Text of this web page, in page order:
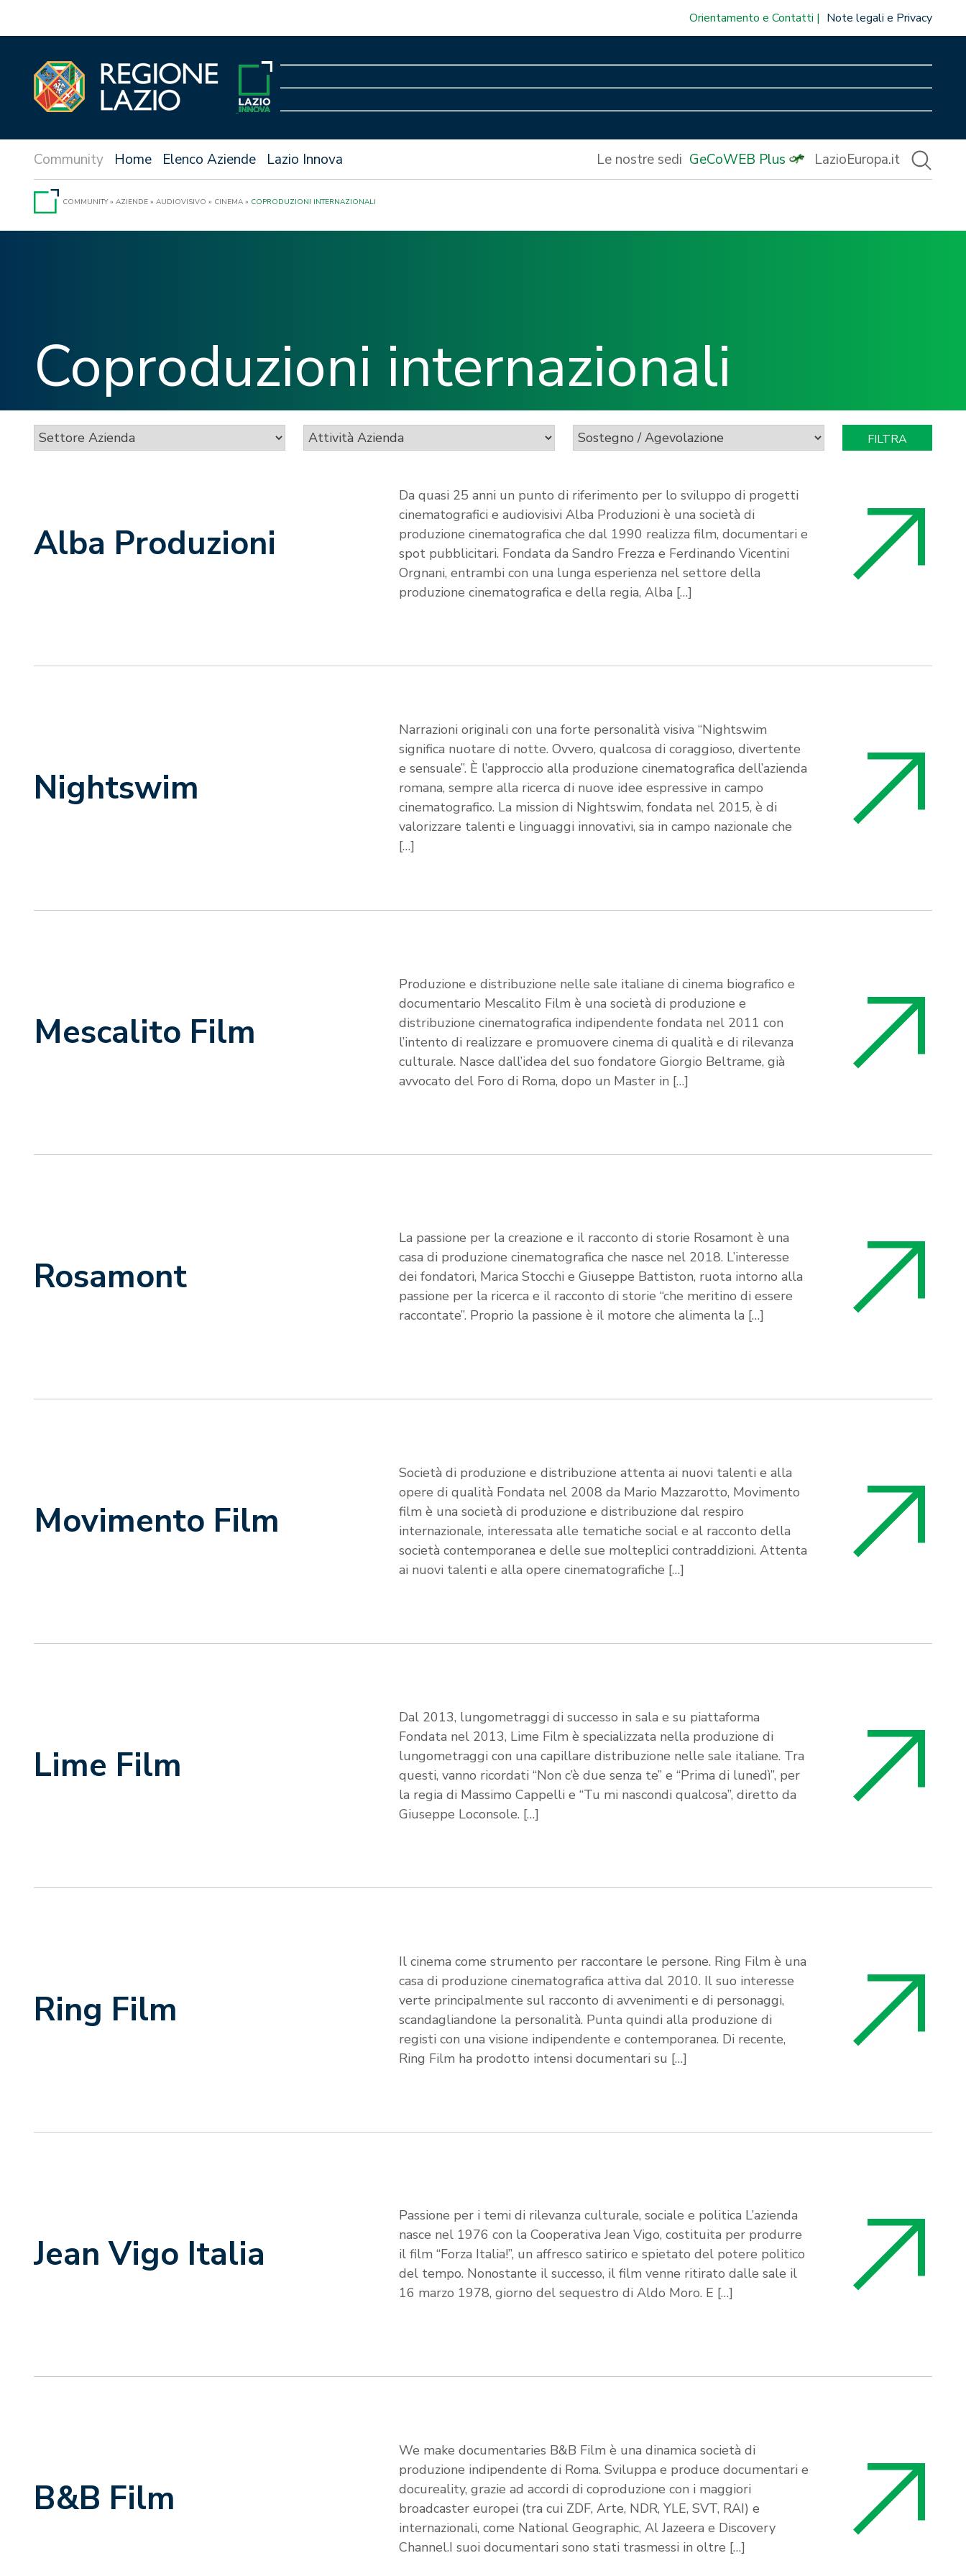
Orientamento e Contatti Note legali e Privacy
Home Elenco Aziende Lazio Innova Le nostre sedi GeCoWEB Plus LazioEuropa.it
COMMUNITY» AZIENDE » AUDIOVISIVO » CINEMA » COPRODUZIONI INTERNAZIONALI
Coproduzioni internazionali
Alba Produzioni
Da quasi 25 anni un punto di riferimento per lo sviluppo di progetti
cinematografici e audiovisivi Alba Produzioni è una società di
produzione cinematografica che dal 1990 realizza film, documentari e
spot pubblicitari. Fondata da Sandro Frezza e Ferdinando Vicentini
Orgnani, entrambi con una lunga esperienza nel settore della
produzione cinematografica e della regia, Alba […]
Nightswim
Narrazioni originali con una forte personalità visiva “Nightswim
significa nuotare di notte. Ovvero, qualcosa di coraggioso, divertente
e sensuale”. È l’approccio alla produzione cinematografica dell’azienda
romana, sempre alla ricerca di nuove idee espressive in campo
cinematografico. La mission di Nightswim, fondata nel 2015, è di
valorizzare talenti e linguaggi innovativi, sia in campo nazionale che
[…]
Mescalito Film
Produzione e distribuzione nelle sale italiane di cinema biografico e
documentario Mescalito Film è una società di produzione e
distribuzione cinematografica indipendente fondata nel 2011 con
l’intento di realizzare e promuovere cinema di qualità e di rilevanza
culturale. Nasce dall’idea del suo fondatore Giorgio Beltrame, già
avvocato del Foro di Roma, dopo un Master in […]
Rosamont
La passione per la creazione e il racconto di storie Rosamont è una
casa di produzione cinematografica che nasce nel 2018. L’interesse
dei fondatori, Marica Stocchi e Giuseppe Battiston, ruota intorno alla
passione per la ricerca e il racconto di storie “che meritino di essere
raccontate”. Proprio la passione è il motore che alimenta la […]
Movimento Film
Società di produzione e distribuzione attenta ai nuovi talenti e alla
opere di qualità Fondata nel 2008 da Mario Mazzarotto, Movimento
film è una società di produzione e distribuzione dal respiro
internazionale, interessata alle tematiche social e al racconto della
società contemporanea e delle sue molteplici contraddizioni. Attenta
ai nuovi talenti e alla opere cinematografiche […]
Lime Film
Dal 2013, lungometraggi di successo in sala e su piattaforma
Fondata nel 2013, Lime Film è specializzata nella produzione di
lungometraggi con una capillare distribuzione nelle sale italiane. Tra
questi, vanno ricordati “Non c’è due senza te” e “Prima di lunedì”, per
la regia di Massimo Cappelli e “Tu mi nascondi qualcosa”, diretto da
Giuseppe Loconsole. […]
Ring Film
Il cinema come strumento per raccontare le persone. Ring Film è una
casa di produzione cinematografica attiva dal 2010. Il suo interesse
verte principalmente sul racconto di avvenimenti e di personaggi,
scandagliandone la personalità. Punta quindi alla produzione di
registi con una visione indipendente e contemporanea. Di recente,
Ring Film ha prodotto intensi documentari su […]
Jean Vigo Italia
Passione per i temi di rilevanza culturale, sociale e politica L’azienda
nasce nel 1976 con la Cooperativa Jean Vigo, costituita per produrre
il film “Forza Italia!”, un affresco satirico e spietato del potere politico
del tempo. Nonostante il successo, il film venne ritirato dalle sale il
16 marzo 1978, giorno del sequestro di Aldo Moro. E […]
B&B Film
We make documentaries B&B Film è una dinamica società di
produzione indipendente di Roma. Sviluppa e produce documentari e
docureality, grazie ad accordi di coproduzione con i maggiori
broadcaster europei (tra cui ZDF, Arte, NDR, YLE, SVT, RAI) e
internazionali, come National Geographic, Al Jazeera e Discovery
Channel.I suoi documentari sono stati trasmessi in oltre […]